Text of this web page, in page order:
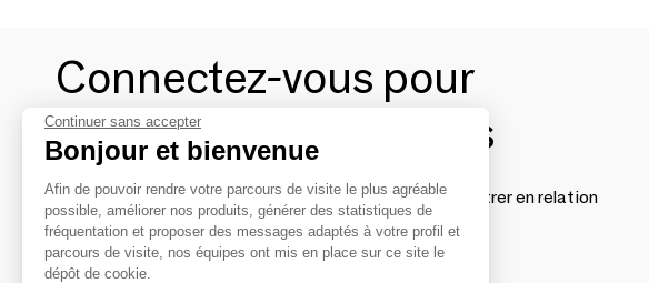
Connectez-vous pour
contacter les marques
Afin de profiter au mieux de l'expérience MOM et de rentrer en relation
avec vos marques préférées, créez-vous un compte.
Continuer sans accepter
Bonjour et bienvenue
Afin de pouvoir rendre votre parcours de visite le plus agréable
possible, améliorer nos produits, générer des statistiques de
fréquentation et proposer des messages adaptés à votre profil et
parcours de visite, nos équipes ont mis en place sur ce site le
dépôt de cookie.